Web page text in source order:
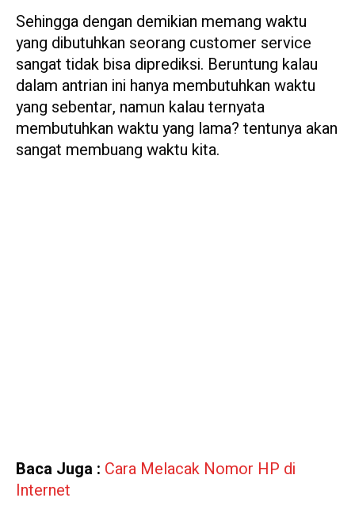
Sehingga dengan demikian memang waktu
yang dibutuhkan seorang customer service
sangat tidak bisa diprediksi. Beruntung kalau
dalam antrian ini hanya membutuhkan waktu
yang sebentar, namun kalau ternyata
membutuhkan waktu yang lama? tentunya akan
sangat membuang waktu kita.
Baca Juga : Cara Melacak Nomor HP di
Internet